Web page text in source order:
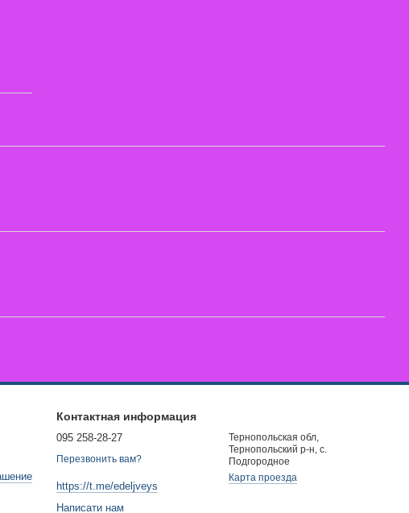
Контактная информация
095 258-28-27
Перезвонить вам?
https://t.me/edeljveys
Написати нам
Тернопольская обл,
Тернопольский р-н, с.
Подгородное
Карта проезда